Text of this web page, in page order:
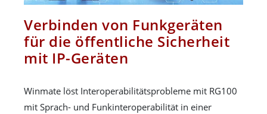
Verbinden von Funkgeräten
für die öffentliche Sicherheit
mit IP-Geräten
Winmate löst Interoperabilitätsprobleme mit RG100
mit Sprach- und Funkinteroperabilität in einer